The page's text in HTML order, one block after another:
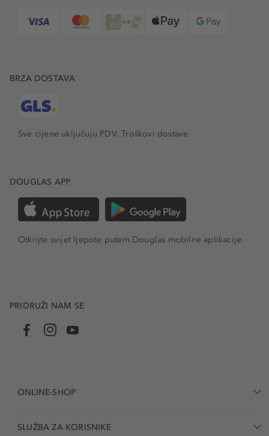
BRZA DOSTAVA
Sve cijene uključuju PDV.Troškovi dostave.
DOUGLAS APP
Otkrijte svijet ljepote putem Douglas mobilne aplikacije.
PRIDRUŽI NAM SE
ONLINE-SHOP
SLUŽBA ZA KORISNIKE